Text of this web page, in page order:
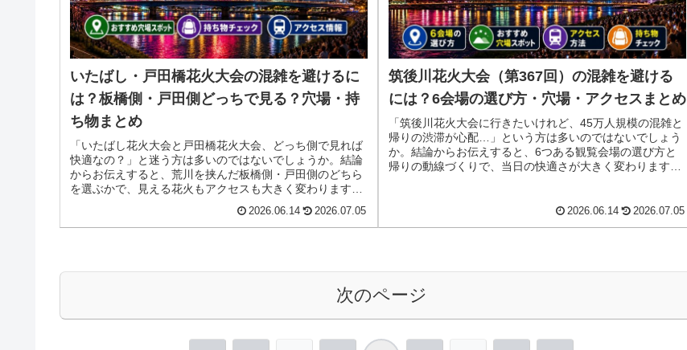
いたばし・戸田橋花火大会の混雑を避けるに
は？板橋側・戸田側どっちで見る？穴場・持
ち物まとめ
「いたばし花火大会と戸田橋花火大会、どっち側で見れば
快適なの？」と迷う方は多いのではないでしょうか。結論
からお伝えすると、荒川を挟んだ板橋側・戸田側のどちら
を選ぶかで、見える花火もアクセスも大きく変わります。
2026.06.14 2026.07.05
筑後川花火大会（第367回）の混雑を避ける
には？6会場の選び方・穴場・アクセスまとめ
「筑後川花火大会に行きたいけれど、45万人規模の混雑と
帰りの渋滞が心配…」という方は多いのではないでしょう
か。結論からお伝えすると、6つある観覧会場の選び方と
帰りの動線づくりで、当日の快適さが大きく変わります。
2026.06.14 2026.07.05
次のページ